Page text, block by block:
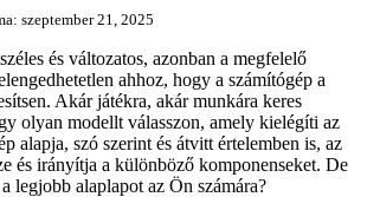
szeptember 21, 2025
és változatos, azonban a megfelelő
ahhoz, hogy a számítógép a
Akár játékra, akár munkára keres
olyan modellt válasszon, amely kielégíti az
alapja, szó szerint és átvitt értelemben is, az
és irányítja a különböző komponenseket. De
legjobb alaplapot az Ön számára?